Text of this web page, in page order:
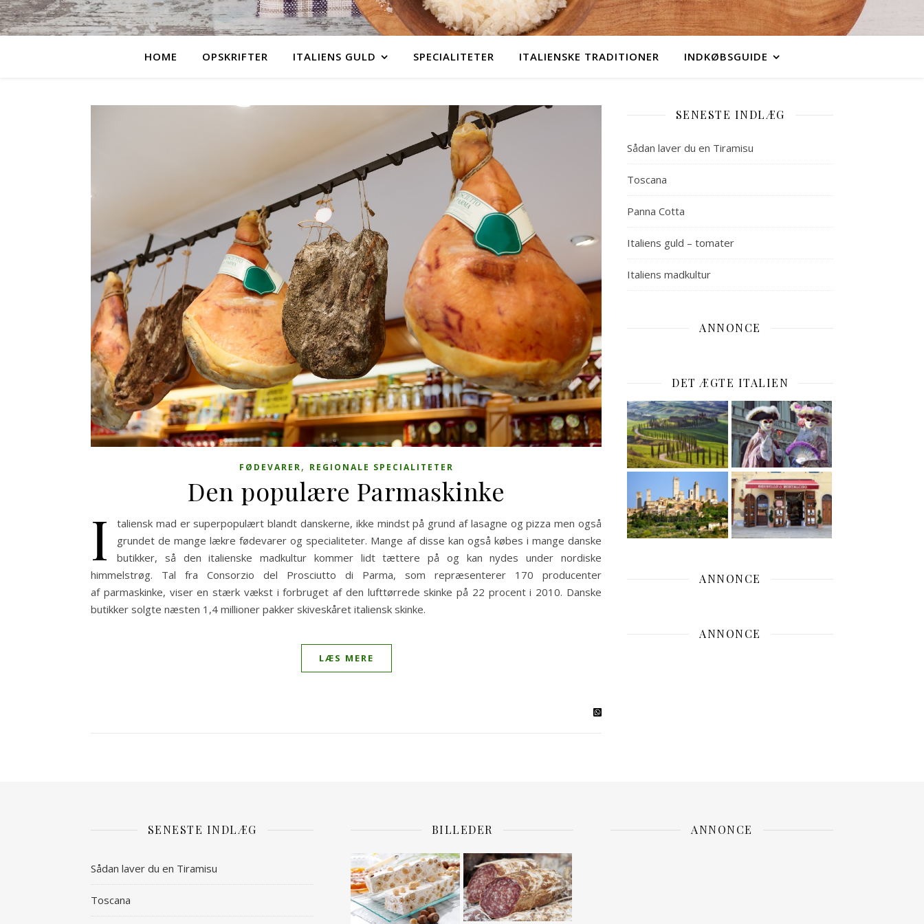
HOME OPSKRIFTER ITALIENS GULD SPECIALITETER ITALIENSKE TRADITIONER INDKØBSGUIDE
FØDEVARER, REGIONALE SPECIALITETER
Den populære Parmaskinke
I
taliensk mad er superpopulært blandt danskerne, ikke mindst på grund af lasagne og pizza men også
grundet de mange lækre fødevarer og specialiteter. Mange af disse kan også købes i mange danske
butikker, så den italienske madkultur kommer lidt tættere på og kan nydes under nordiske
himmelstrøg. Tal fra Consorzio del Prosciutto di Parma, som repræsenterer 170 producenter
af parmaskinke, viser en stærk vækst i forbruget af den lufttørrede skinke på 22 procent i 2010. Danske
butikker solgte næsten 1,4 millioner pakker skiveskåret italiensk skinke.
LÆS MERE
SENESTE INDLÆG
Sådan laver du en Tiramisu
Toscana
Panna Cotta
Italiens guld – tomater
Italiens madkultur
ANNONCE
DET ÆGTE ITALIEN
ANNONCE
ANNONCE
SENESTE INDLÆG
Sådan laver du en Tiramisu
Toscana
BILLEDER ANNONCE